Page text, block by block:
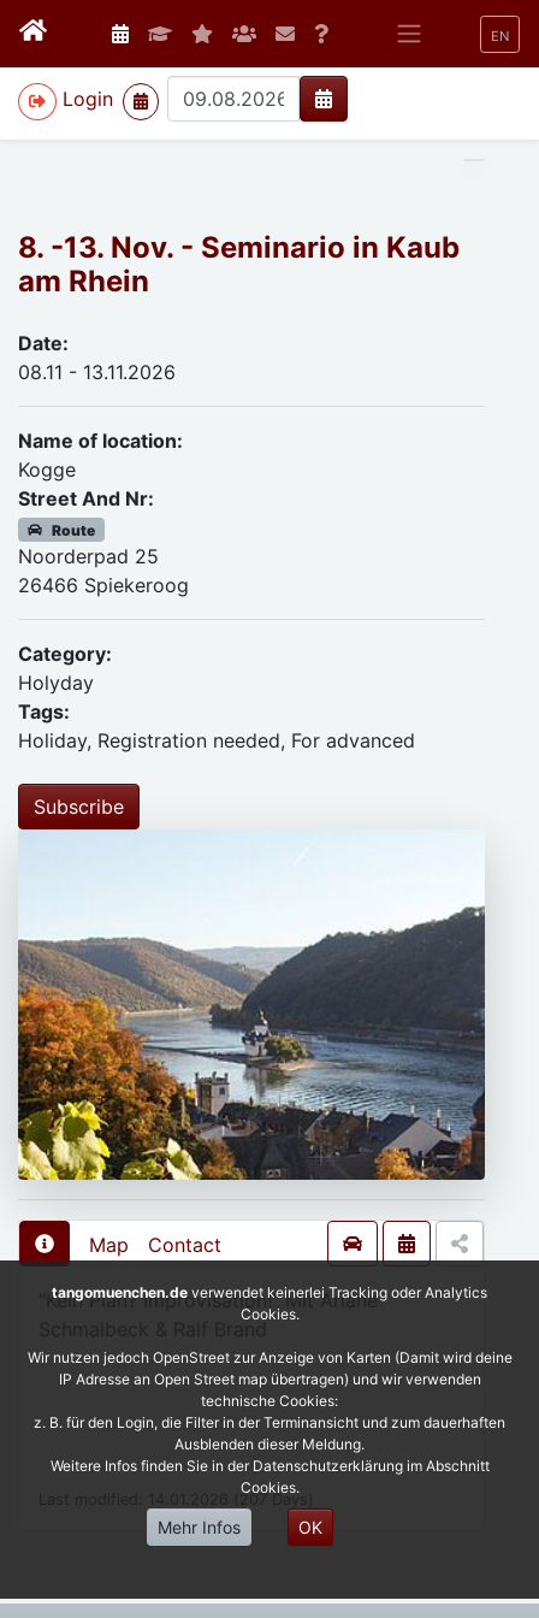
EN
Login
>
8. -13. Nov. - Seminario in Kaub
am Rhein
Date:
08.11 - 13.11.2026
Name of location:
Kogge
Street And Nr:
Route
Noorderpad 25
26466 Spiekeroog
Category:
Holyday
Tags:
Holiday, Registration needed, For advanced
Subscribe
Map Contact
"Kein Plan? Improvisation!" Mit Ariane
Last modified: 14.01.2026 (207 Days)
tangomuenchen.de verwendet keinerlei Tracking oder Analytics
Cookies.
Wir nutzen jedoch OpenStreet zur Anzeige von Karten (Damit wird deine
IP Adresse an Open Street map übertragen) und wir verwenden
technische Cookies:
z. B. für den Login, die Filter in der Terminansicht und zum dauerhaften
Ausblenden dieser Meldung.
Weitere Infos finden Sie in der Datenschutzerklärung im Abschnitt
Cookies.
Mehr Infos OK